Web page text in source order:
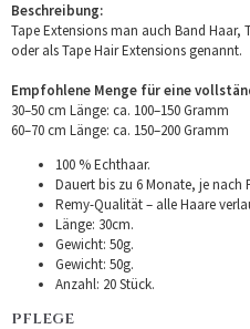
Beschreibung:
Tape Extensions man auch Band Haar,
oder als Tape Hair Extensions genannt.
Empfohlene Menge für eine
30–50 cm Länge: ca. 100–150 Gramm
60–70 cm Länge: ca. 150–200 Gramm
100 % Echthaar.
Dauert bis zu 6 Monate, je nach
Remy-Qualität – alle Haare
Länge: 30cm.
Gewicht: 50g.
Gewicht: 50g.
Anzahl: 20 Stück.
PFLEGE